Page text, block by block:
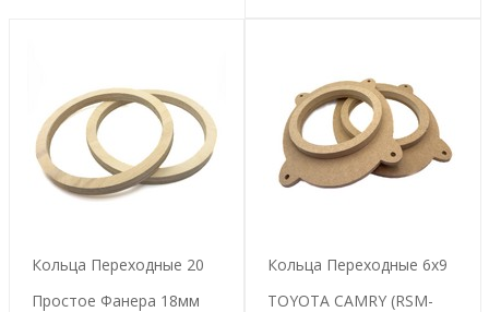
Кольца Переходные 20
Простое Фанера 18мм
Кольца Переходные 6х9
TOYOTA CAMRY (RSM-